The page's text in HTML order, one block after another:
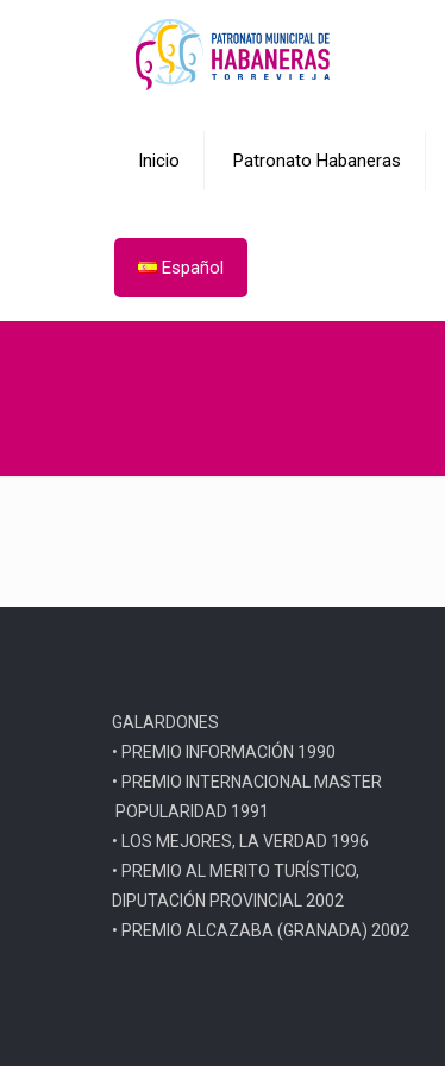
Inicio Patronato Habaneras
Español
GALARDONES
• PREMIO INFORMACIÓN 1990
• PREMIO INTERNACIONAL MASTER
POPULARIDAD 1991
• LOS MEJORES, LA VERDAD 1996
• PREMIO AL MERITO TURÍSTICO,
DIPUTACIÓN PROVINCIAL 2002
• PREMIO ALCAZABA (GRANADA) 2002